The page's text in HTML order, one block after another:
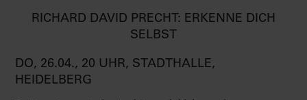
RICHARD DAVID PRECHT: ERKENNE DICH
SELBST
DO, 26.04., 20 UHR, STADTHALLE,
HEIDELBERG